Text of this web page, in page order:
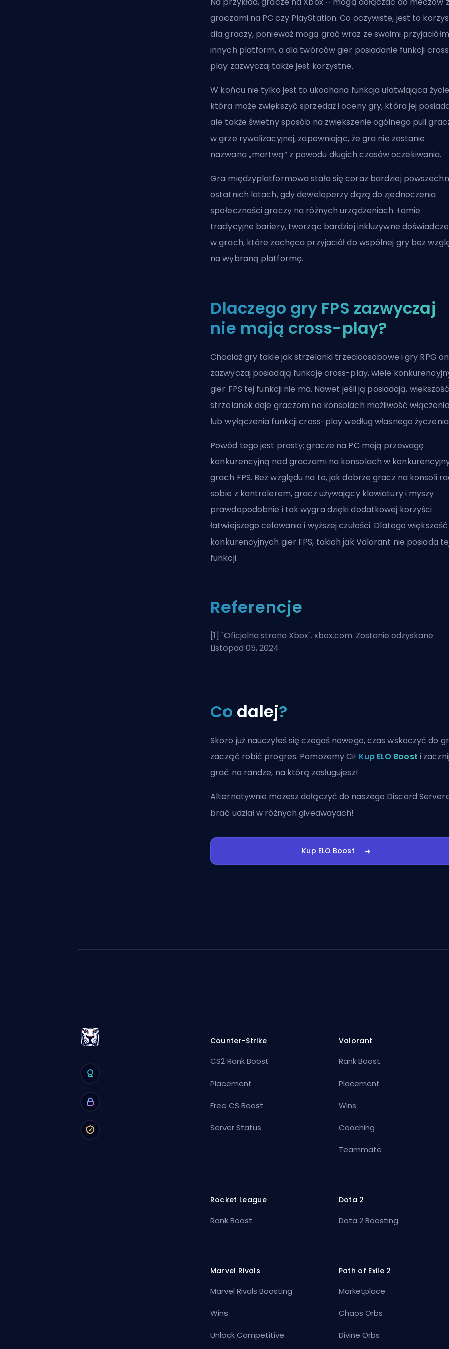
graczami na PC czy PlayStation. Co oczywiste, jest to
dla graczy, ponieważ mogą grać wraz ze swoimi
innych platform, a dla twórców gier posiadanie funkcji
play zazwyczaj także jest korzystne.
W końcu nie tylko jest to ukochana funkcja ułatwiająca
która może zwiększyć sprzedaż i oceny gry, która jej
ale także świetny sposób na zwiększenie ogólnego puli
w grze rywalizacyjnej, zapewniając, że gra nie zostanie
nazwana „martwą” z powodu długich czasów oczekiwania.
Gra międzyplatformowa stała się coraz bardziej
ostatnich latach, gdy deweloperzy dążą do zjednoczenia
społeczności graczy na różnych urządzeniach. Łamie
tradycyjne bariery, tworząc bardziej inkluzywne
w grach, które zachęca przyjaciół do wspólnej gry bez
na wybraną platformę.
Dlaczego gry FPS zazwyczaj
nie mają cross-play?
Chociaż gry takie jak strzelanki trzecioosobowe i gry RPG
zazwyczaj posiadają funkcję cross-play, wiele
gier FPS tej funkcji nie ma. Nawet jeśli ją posiadają, większość
strzelanek daje graczom na konsolach możliwość włączenia
lub wyłączenia funkcji cross-play według własnego
Powód tego jest prosty; gracze na PC mają przewagę
konkurencyjną nad graczami na konsolach w
grach FPS. Bez względu na to, jak dobrze gracz na konsoli
sobie z kontrolerem, gracz używający klawiatury i myszy
prawdopodobnie i tak wygra dzięki dodatkowej korzyści
łatwiejszego celowania i wyższej czułości. Dlatego większość
konkurencyjnych gier FPS, takich jakValorant nie posiada
funkcji.
Referencje
[1] "Oficjalna strona Xbox". xbox.com. Zostanie odzyskane
Listopad 05, 2024
Co dalej?
Skoro już nauczyłeś się czegoś nowego, czas wskoczyć do
zacząć robić progres. Pomożemy Ci! Kup ELO Boost i zacznij
grać na randze, na którą zasługujesz!
Alternatywnie możeszdołączyć do naszego Discord
brać udział w różnych giveawayach!
Kup ELO Boost
Counter-Strike
CS2 Rank Boost
Placement
Free CS Boost
Server Status
Valorant
Rank Boost
Placement
Wins
Coaching
Teammate
Rocket League
Rank Boost
Dota 2
Dota 2 Boosting
Marvel Rivals
Marvel Rivals Boosting
Wins
Unlock Competitive
Path of Exile 2
Marketplace
Chaos Orbs
Divine Orbs